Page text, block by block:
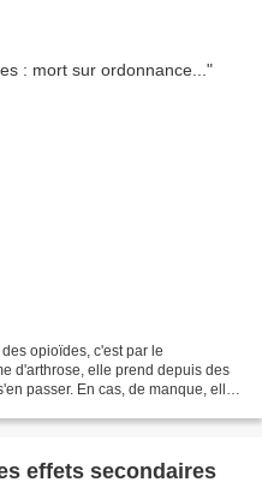
opioïdes, c'est par le
d'arthrose, elle prend depuis des
passer. En cas, de manque, elle
effets secondaires